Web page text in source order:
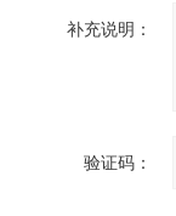
补充说明：
验证码：